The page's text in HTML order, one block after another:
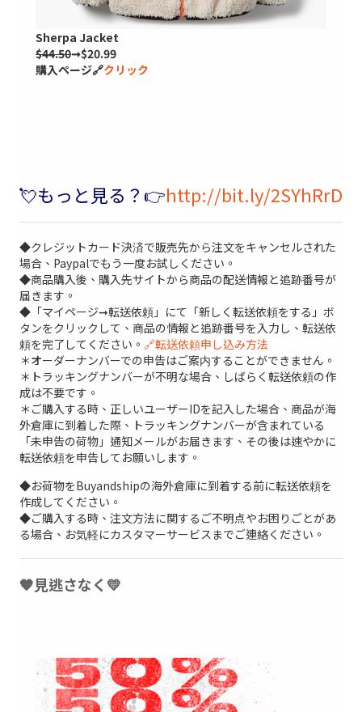
Sherpa Jacket
$44.50➞$20.99
購入ページ🔗クリック
💘もっと見る？👉http://bit.ly/2SYhRrD
◆クレジットカード決済で販売先から注文をキャンセルされた
場合、Paypalでもう一度お試しください。
◆商品購入後、購入先サイトから商品の配送情報と追跡番号が
届きます。
◆「マイページ➞転送依頼」にて「新しく転送依頼をする」ボ
タンをクリックして、商品の情報と追跡番号を入力し、転送依
頼を完了してください。 🔗転送依頼申し込み方法
＊オーダーナンバーでの申告はご案内することができません。
＊トラッキングナンバーが不明な場合、しばらく転送依頼の作
成は不要です。
＊ご購入する時、正しいユーザーIDを記入した場合、商品が海
外倉庫に到着した際、トラッキングナンバーが含まれている
「未申告の荷物」通知メールがお届きます、その後は速やかに
転送依頼を申告してお願いします。
◆お荷物をBuyandshipの海外倉庫に到着する前に転送依頼を
作成してください。
◆ご購入する時、注文方法に関するご不明点やお困りごとがあ
る場合、お気軽にカスタマーサービスまでご連絡ください。
🧡見逃さなく💛